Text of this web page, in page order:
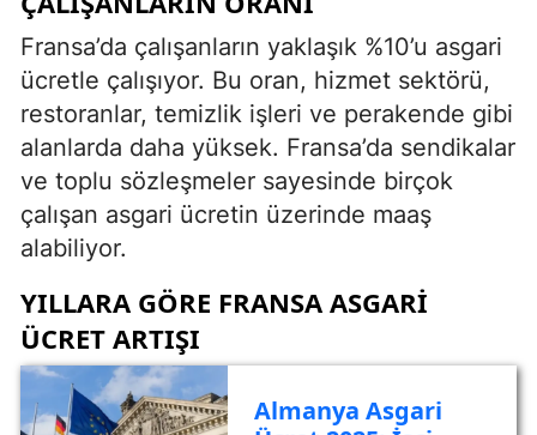
Fransa’da çalışanların yaklaşık %10’u asgari
ücretle çalışıyor. Bu oran, hizmet sektörü,
restoranlar, temizlik işleri ve perakende gibi
alanlarda daha yüksek. Fransa’da sendikalar
ve toplu sözleşmeler sayesinde birçok
çalışan asgari ücretin üzerinde maaş
alabiliyor.
YILLARA GÖRE FRANSA ASGARI
ÜCRET ARTIŞI
Almanya Asgari